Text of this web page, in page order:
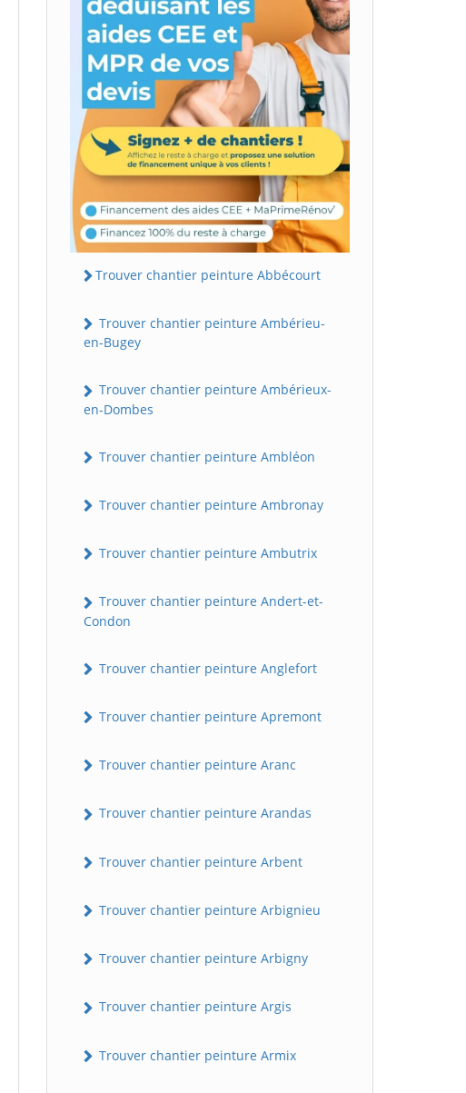
Trouver chantier peinture Abbécourt
Trouver chantier peinture Ambérieu-
en-Bugey
Trouver chantier peinture Ambérieux-
en-Dombes
Trouver chantier peinture Ambléon
Trouver chantier peinture Ambronay
Trouver chantier peinture Ambutrix
Trouver chantier peinture Andert-et-
Condon
Trouver chantier peinture Anglefort
Trouver chantier peinture Apremont
Trouver chantier peinture Aranc
Trouver chantier peinture Arandas
Trouver chantier peinture Arbent
Trouver chantier peinture Arbignieu
Trouver chantier peinture Arbigny
Trouver chantier peinture Argis
Trouver chantier peinture Armix